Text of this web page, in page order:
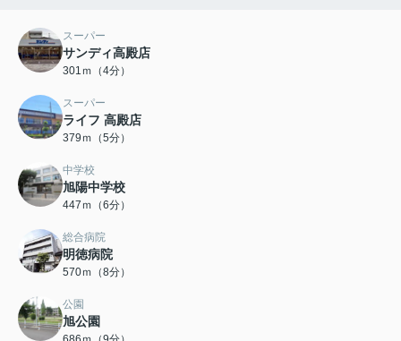
スーパー
サンディ高殿店
301ｍ（4分）
スーパー
ライフ 高殿店
379ｍ（5分）
中学校
旭陽中学校
447ｍ（6分）
総合病院
明徳病院
570ｍ（8分）
公園
旭公園